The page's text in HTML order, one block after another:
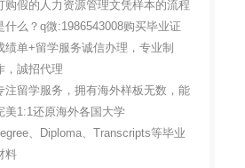
购假的人力资源管理文凭样本的流程
什么？q微:1986543008购买毕业证
绩单+留学服务诚信办理，专业制
，誠招代理
注留学服务，拥有海外样板无数，能
美1:1还原海外各国大学
、Diploma、Transcripts等毕业
料